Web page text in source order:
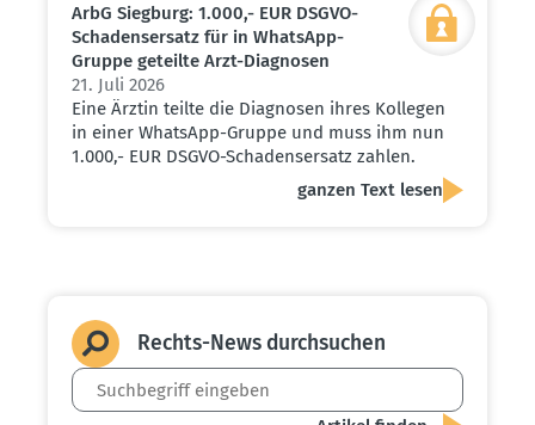
ArbG Siegburg: 1.000,- EUR DSGVO-
Schadens­ersatz für in WhatsApp-
Gruppe geteilte Arzt-Diagnosen
21. Juli 2026
Eine Ärztin teilte die Diagnosen ihres Kollegen
in einer WhatsApp-Gruppe und muss ihm nun
1.000,- EUR DSGVO-Schadensersatz zahlen.
ganzen Text lesen
Rechts-News durch­suchen